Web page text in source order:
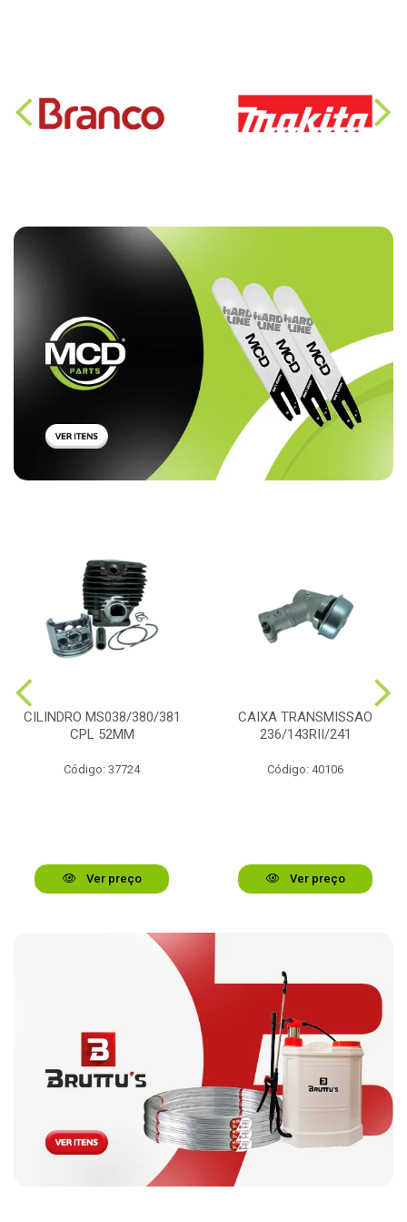
CILINDRO MS038/380/381
CPL 52MM
Código: 37724
Ver preço
CAIXA TRANSMISSAO
236/143RII/241
Código: 40106
Ver preço